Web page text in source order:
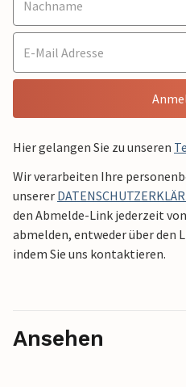
Hier gelangen Sie zu unseren
Wir verarbeiten Ihre
unserer
den Abmelde-Link jederzeit
abmelden, entweder über den
indem Sie uns kontaktieren.
Ansehen